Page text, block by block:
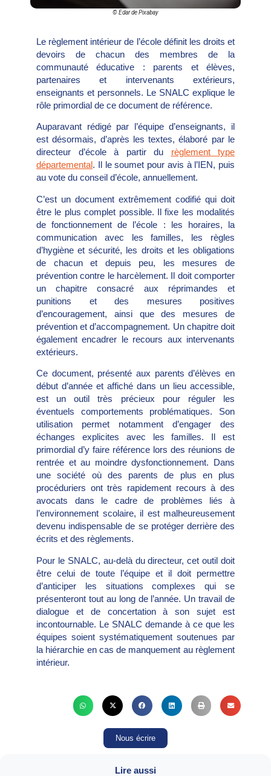
© Edar de Pixabay
Le règlement intérieur de l’école définit les droits et
devoirs de chacun des membres de la
communauté éducative :
parents et élèves,
partenaires et intervenants extérieurs,
enseignants et personnels. Le SNALC explique le
rôle primordial de ce document de référence.
Auparavant rédigé par l’équipe d’enseignants, il
est désormais, d’après les textes, élaboré par le
directeur d’école à partir du règlement type
départemental. Il le soumet pour avis à l’IEN, puis
au vote du conseil d’école, annuellement.
C’est un document extrêmement codifié qui doit
être le plus complet possible. Il fixe les modalités
de fonctionnement de l’école : les horaires, la
communication avec les familles, les règles
d’hygiène et sécurité, les droits et les obligations
de chacun et depuis peu, les mesures de
prévention contre le harcèlement. Il doit comporter
un chapitre consacré aux réprimandes et
punitions et des mesures positives
d’encouragement, ainsi que des mesures de
prévention et d’accompagnement. Un chapitre doit
également encadrer le recours aux intervenants
extérieurs.
Ce document, présenté aux parents d’élèves en
début d’année et affiché dans un lieu accessible,
est un outil très précieux pour réguler les
éventuels comportements problématiques. Son
utilisation permet notamment d’engager des
échanges explicites avec les familles. Il est
primordial d’y faire référence lors des réunions de
rentrée et au moindre dysfonctionnement. Dans
une société où des parents de plus en plus
procéduriers ont très rapidement recours à des
avocats dans le cadre de problèmes liés à
l’environnement scolaire, il est malheureusement
devenu indispensable de se protéger derrière des
écrits et des règlements.
Pour le SNALC, au-delà du directeur, cet outil doit
être celui de toute l’équipe et il doit permettre
d’anticiper les situations complexes qui se
présenteront tout au long de l’année. Un travail de
dialogue et de concertation à son sujet est
incontournable. Le SNALC demande à ce que les
équipes soient systématiquement soutenues par
la hiérarchie en cas de manquement au règlement
intérieur.
Nous écrire
Lire aussi